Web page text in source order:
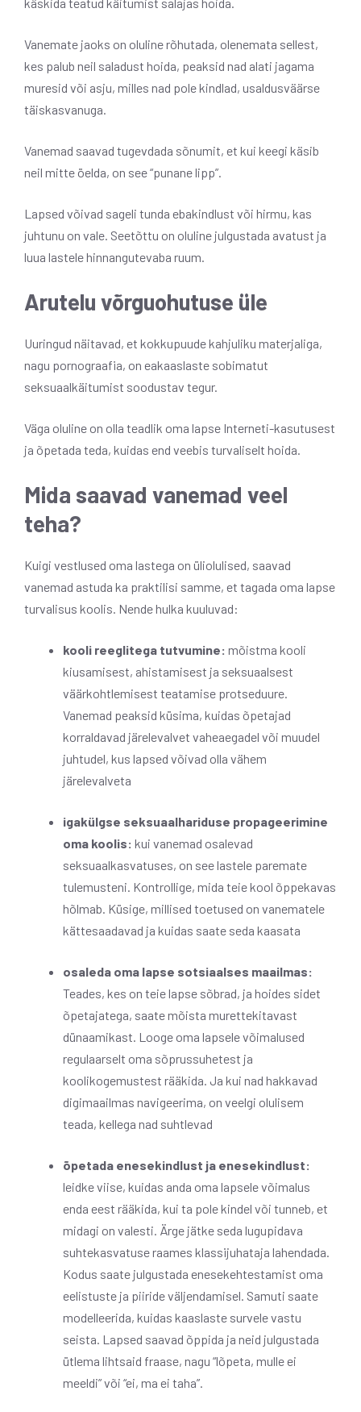
Vanemate jaoks on oluline rõhutada, olenemata sellest,
kes palub neil saladust hoida, peaksid nad alati jagama
muresid või asju, milles nad pole kindlad, usaldusväärse
täiskasvanuga.
Vanemad saavad tugevdada sõnumit, et kui keegi käsib
neil mitte öelda, on see “punane lipp”.
Lapsed võivad sageli tunda ebakindlust või hirmu, kas
juhtunu on vale. Seetõttu on oluline julgustada avatust ja
luua lastele hinnangutevaba ruum.
Arutelu võrguohutuse üle
Uuringud näitavad, et kokkupuude kahjuliku materjaliga,
nagu pornograafia, on eakaaslaste sobimatut
seksuaalkäitumist soodustav tegur.
Väga oluline on olla teadlik oma lapse Interneti-kasutusest
ja õpetada teda, kuidas end veebis turvaliselt hoida.
Mida saavad vanemad veel
teha?
Kuigi vestlused oma lastega on üliolulised, saavad
vanemad astuda ka praktilisi samme, et tagada oma lapse
turvalisus koolis. Nende hulka kuuluvad:
kooli reeglitega tutvumine: mõistma kooli
kiusamisest, ahistamisest ja seksuaalsest
väärkohtlemisest teatamise protseduure.
Vanemad peaksid küsima, kuidas õpetajad
korraldavad järelevalvet vaheaegadel või muudel
juhtudel, kus lapsed võivad olla vähem
järelevalveta
igakülgse seksuaalhariduse propageerimine
oma koolis: kui vanemad osalevad
seksuaalkasvatuses, on see lastele paremate
tulemusteni. Kontrollige, mida teie kool õppekavas
hõlmab. Küsige, millised toetused on vanematele
kättesaadavad ja kuidas saate seda kaasata
osaleda oma lapse sotsiaalses maailmas:
Teades, kes on teie lapse sõbrad, ja hoides sidet
õpetajatega, saate mõista murettekitavast
dünaamikast. Looge oma lapsele võimalused
regulaarselt oma sõprussuhetest ja
koolikogemustest rääkida. Ja kui nad hakkavad
digimaailmas navigeerima, on veelgi olulisem
teada, kellega nad suhtlevad
õpetada enesekindlust ja enesekindlust:
leidke viise, kuidas anda oma lapsele võimalus
enda eest rääkida, kui ta pole kindel või tunneb, et
midagi on valesti. Ärge jätke seda lugupidava
suhtekasvatuse raames klassijuhataja lahendada.
Kodus saate julgustada enesekehtestamist oma
eelistuste ja piiride väljendamisel. Samuti saate
modelleerida, kuidas kaaslaste survele vastu
seista. Lapsed saavad õppida ja neid julgustada
ütlema lihtsaid fraase, nagu “lõpeta, mulle ei
meeldi” või “ei, ma ei taha”.